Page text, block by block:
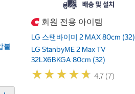
볼
회원 전용 아이템
LG 스탠바이미 2 MAX 80cm (32)
LG StanbyME 2 Max TV
32LX6BKGA 80cm (32)
★★★★★
★★★★★ 4.7 (7)